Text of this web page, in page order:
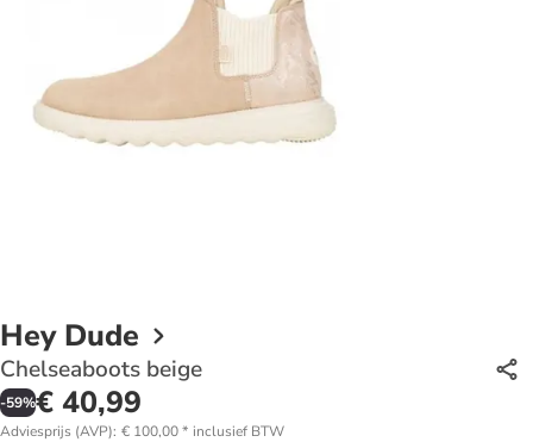
Hey Dude
Chelseaboots beige
-59%€ 40,99
Adviesprijs (AVP): € 100,00* inclusief BTW